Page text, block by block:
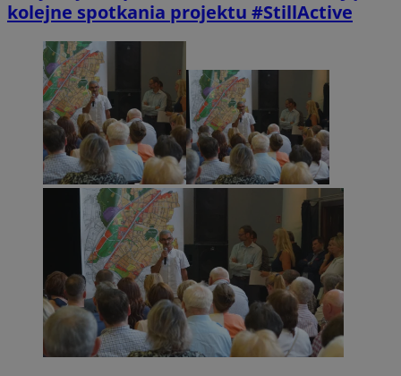
kolejne spotkania projektu #StillActive